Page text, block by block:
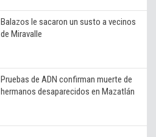
Balazos le sacaron un susto a vecinos
de Miravalle
Pruebas de ADN confirman muerte de
hermanos desaparecidos en Mazatlán